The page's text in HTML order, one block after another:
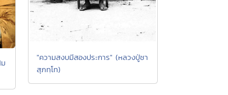
"ความสงบมีสองประการ" (หลวงปู่ชา
สุภทฺโท)